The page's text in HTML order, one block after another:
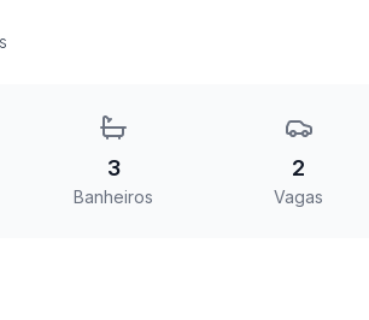
3
Banheiros
2
Vagas